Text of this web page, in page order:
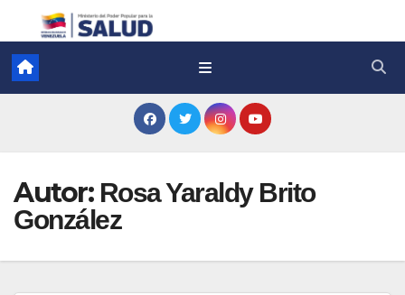
Autor: Rosa Yaraldy Brito
González